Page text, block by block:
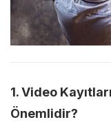
1. Video
Önemlidir?